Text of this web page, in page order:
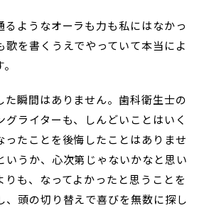
るようなオーラも力も私にはなかっ
歌を書くうえでやっていて本当によ
た瞬間はありません。歯科衛生士の
グライターも、しんどいことはいく
ったことを後悔したことはありませ
いうか、心次第じゃないかなと思い
りも、なってよかったと思うことを
、頭の切り替えで喜びを無数に探し